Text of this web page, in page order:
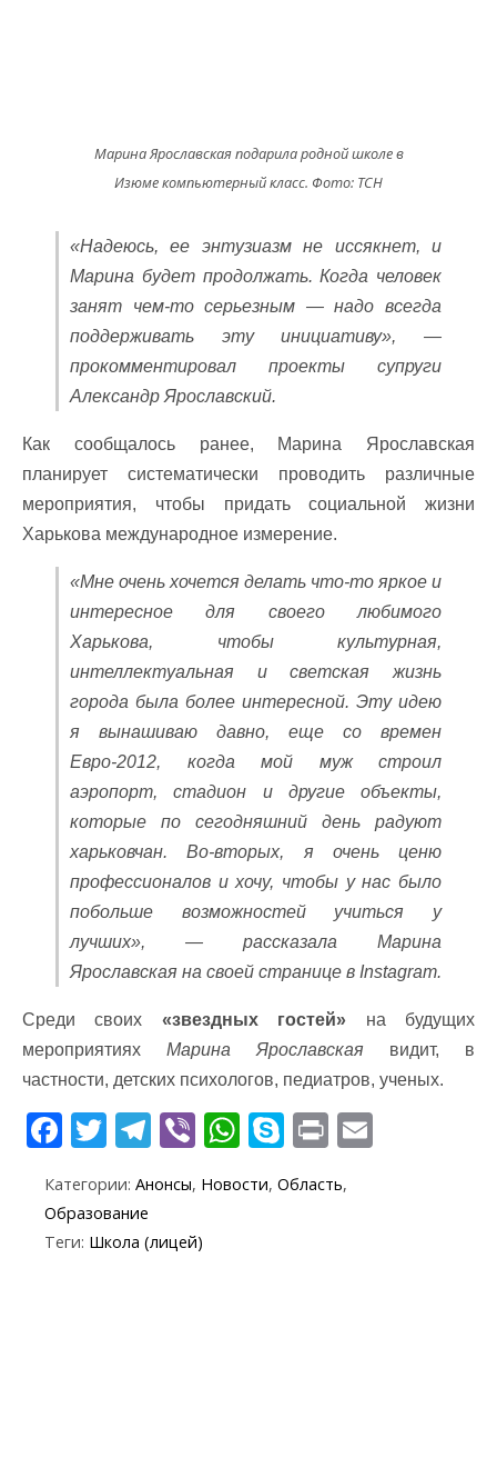
Марина Ярославская подарила родной школе в
Изюме компьютерный класс. Фото: ТСН
«Надеюсь, ее энтузиазм не иссякнет, и
Марина будет продолжать. Когда человек
занят чем-то серьезным — надо всегда
поддерживать эту инициативу», —
прокомментировал проекты супруги
Александр Ярославский.
Как сообщалось ранее, Марина Ярославская
планирует систематически проводить различные
мероприятия, чтобы придать социальной жизни
Харькова международное измерение.
«Мне очень хочется делать что-то яркое и
интересное для своего любимого
Харькова, чтобы культурная,
интеллектуальная и светская жизнь
города была более интересной. Эту идею
я вынашиваю давно, еще со времен
Евро-2012, когда мой муж строил
аэропорт, стадион и другие объекты,
которые по сегодняшний день радуют
харьковчан. Во-вторых, я очень ценю
профессионалов и хочу, чтобы у нас было
побольше возможностей учиться у
лучших», — рассказала Марина
Ярославская на своей странице в Instagram.
Среди своих «звездных гостей» на будущих
мероприятиях Марина Ярославская видит, в
частности, детских психологов, педиатров, ученых.
F
e
b
T
itt
er
T
e
gr
Vi
er
W
at
S
k
y
Pr
t
Категории: Анонсы, Новости, Область,
Образование
Теги: Школа (лицей)